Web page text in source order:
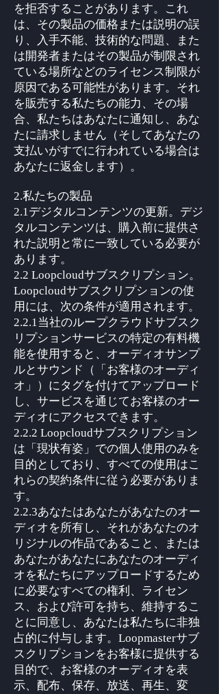
を拒否することがあります。これ
は、その製品の価格または説明の誤
り、入手不能、技術的な問題、また
は開発者またはその製品が制限され
ている場所などのライセンス制限が
原因である可能性があります。それ
を販売する私たちの能力、その場
合、私たちはあなたに通知し、あな
たに請求しません（そしてあなたの
支払いがすでに行われている場合は
あなたに返金します）。
2.私たちの製品
2.1デジタルコンテンツの更新。デジ
タルコンテンツは、購入前に提供さ
れた説明と常に一致している必要が
あります。
2.2 Loopcloudサブスクリプション。
Loopcloudサブスクリプションの使
用には、次の条件が適用されます。
2.2.1当社のループクラウドサブスク
リプションサービスの特定の有料機
能を使用すると、オーディオサンプ
ルとサウンド（「お客様のオーディ
オ」）にタグを付けてアップロード
し、サービスを通じてお客様のオー
ディオにアクセスできます。
2.2.2 Loopcloudサブスクリプション
は「現状有姿」での個人使用のみを
目的としており、すべての使用はこ
れらの契約条件に従う必要がありま
す。
2.2.3あなたはあなたがあなたのオー
ディオを所有し、それがあなたのオ
リジナルの作品であること、または
あなたがあなたにあなたのオーディ
オを私たちにアップロードするため
に必要なすべての権利、ライセン
ス、および許可を持ち、維持するこ
とに同意し、あなたは私たちに非独
占的に付与します。Loopmasterサブ
スクリプションをお客様に提供する
目的で、お客様のオーディオを表
示、配布、保存、放送、再生、変